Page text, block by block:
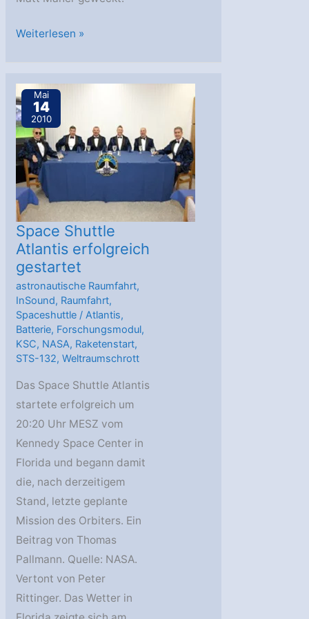
Erster
beendet
Weiterlesen »
Mai
14
2010
Space Shuttle
Atlantis erfolgreich
gestartet
astronautische Raumfahrt,
InSound, Raumfahrt,
Spaceshuttle / Atlantis,
Batterie, Forschungsmodul,
KSC, NASA, Raketenstart,
STS-132,Weltraumschrott
Das Space Shuttle Atlantis
startete erfolgreich um
20:20 Uhr MESZ vom
Kennedy Space Center in
Florida und begann damit
die, nach derzeitigem
Stand, letzte geplante
Mission des Orbiters. Ein
Beitrag von Thomas
Pallmann. Quelle: NASA.
Vertont von Peter
Rittinger. Das Wetter in